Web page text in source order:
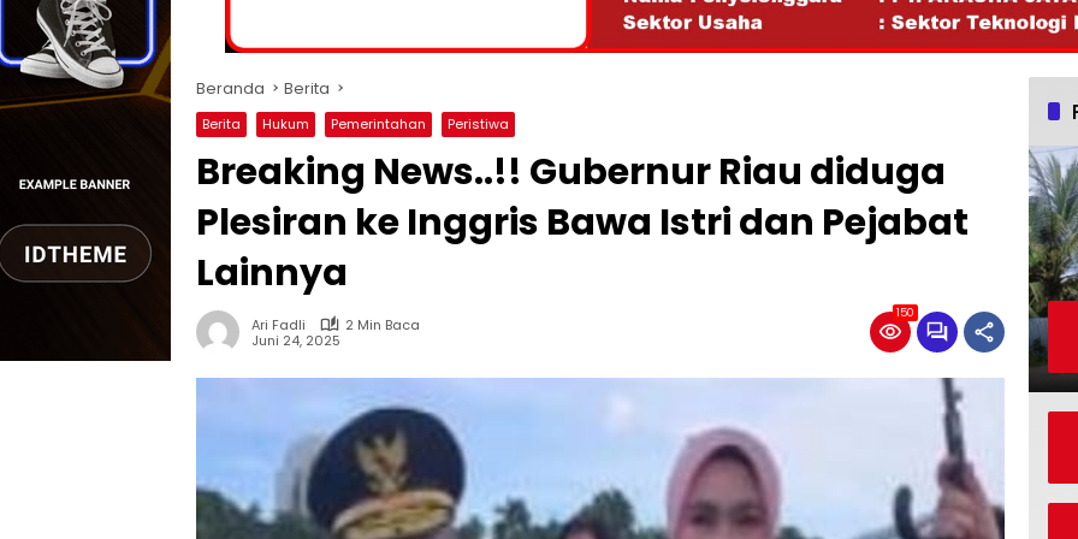
Beranda Berita
Berita Hukum Pemerintahan Peristiwa
Breaking News..!! Gubernur Riau diduga
Plesiran ke Inggris Bawa Istri dan Pejabat
Lainnya
Ari Fadli
2 Min Baca
Juni 24, 2025
150